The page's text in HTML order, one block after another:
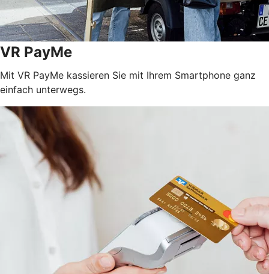
VR PayMe
Mit VR PayMe kassieren Sie mit Ihrem Smartphone ganz
einfach unterwegs.